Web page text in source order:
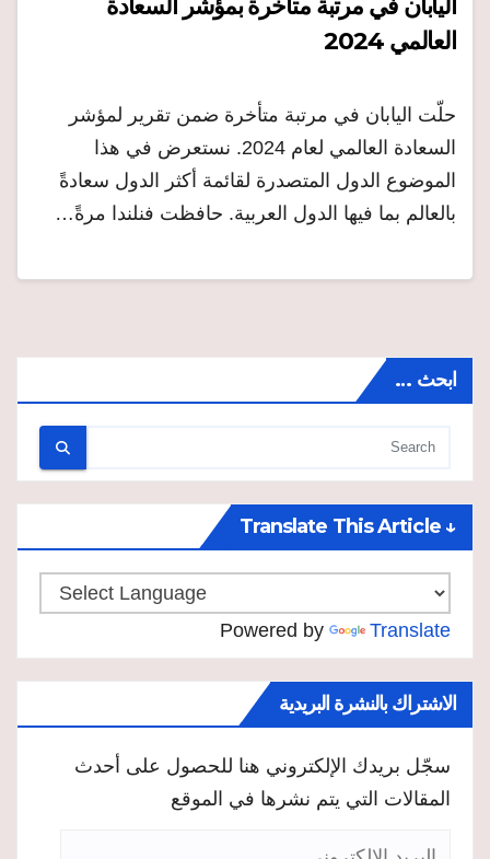
العالمي 2024
حلّت اليابان في مرتبة متأخرة ضمن تقرير لمؤشر
السعادة العالمي لعام 2024. نستعرض في هذا
الموضوع الدول المتصدرة لقائمة أكثر الدول سعادةً
بالعالم بما فيها الدول العربية. حافظت فنلندا مرةً…
ابحث …
↓ Translate This Article
Powered by Translate
الاشتراك بالنشرة البريدية
سجّل بريدك الإلكتروني هنا للحصول على أحدث
المقالات التي يتم نشرها في الموقع
البريد